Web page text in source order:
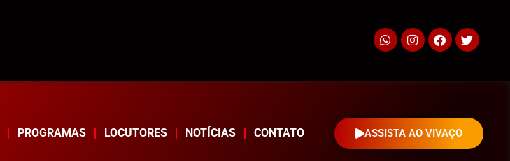
PROGRAMAS LOCUTORES NOTÍCIAS CONTATO ASSISTA AO VIVAÇO